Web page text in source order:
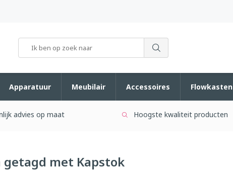
Apparatuur Meubilair Accessoires Flowkasten
advies op maat Hoogste kwaliteit producten
getagd met Kapstok